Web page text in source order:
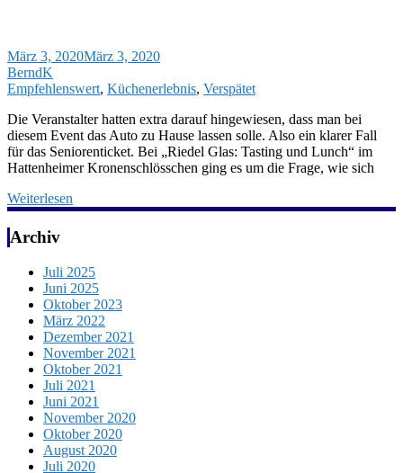
März 3, 2020März 3, 2020
BerndK
Empfehlenswert, Küchenerlebnis, Verspätet
Die Veranstalter hatten extra darauf hingewiesen, dass man bei
diesem Event das Auto zu Hause lassen solle. Also ein klarer Fall
für das Seniorenticket. Bei „Riedel Glas: Tasting und Lunch“ im
Hattenheimer Kronenschlösschen ging es um die Frage, wie sich
Weiterlesen
Archiv
Juli 2025
Juni 2025
Oktober 2023
März 2022
Dezember 2021
November 2021
Oktober 2021
Juli 2021
Juni 2021
November 2020
Oktober 2020
August 2020
Juli 2020